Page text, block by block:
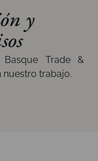
y
Trade &
nuestro trabajo.